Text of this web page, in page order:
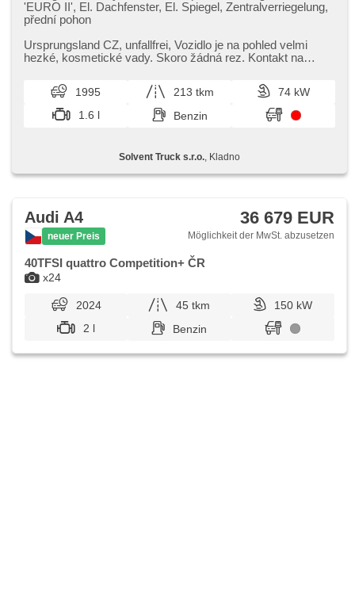
'EURO II', El. Dachfenster, El. Spiegel, Zentralverriegelung,
přední pohon
Ursprungsland CZ,​ unfallfrei,​ Vozidlo je na pohled velmi
hezké,​ kosmetické vady. Skoro žádná rez. Kontakt na
1995 213 tkm
74 kW
1.6 l
Benzin
Solvent Truck s.r.o. , Kladno
x24
Audi A4
neuer Preis
36 679 EUR
Möglichkeit der MwSt. abzusetzen
40TFSI quattro Competition+ ČR
2024 45 tkm
150 kW
2 l
Benzin